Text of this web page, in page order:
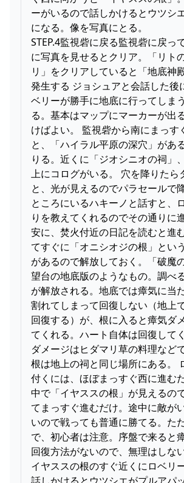
ーがいるので話しかけるとウツシ
になる。像を写真にとる。
STEP.4監視砦に戻る監視砦に戻っ
に写真を見せるとクリア。「リト
リ」をクリアしていると「地底神
発生する ジョシュアと会話した後
ベリーが勝手に地底に行ってしま
る。基本はマップにマーカーが出
けばよい。 監視砦から南にまっす
と、「ハイラル平原の深穴」があ
りる。近くに「ジオシニオの祠」
上にコログがいる。 穴を降りたら
と、光が見えるのでパラセールで
ところにいるハキーノと話すと、
りを教えてくれるのでその通りに
安に、焚火付近の日記を読むと進
てすぐに「オニシオジの根」とい
があるので解放しておく。「破魔
望台の地底版のようなもの。調べ
が解放される。地底では瘴気に当
割れてしまって回復しない（地上
回復する）が、根に入ると瘴気ダ
てくれる。ハート自体は回復して
ダメージはヒダマリ草の料理など
根は地上の祠と同じ場所にある。
付くには、ほぼまっすぐ西に進む
中で「イヤススの根」が見えるの
てまっすぐ進むだけ。途中に敵が
いので戦っても普通に勝てる。た
で、初心者は注意。序盤で来ると
回復方法がないので、無理はしな
イヤススの根のすぐ近くにロベリ